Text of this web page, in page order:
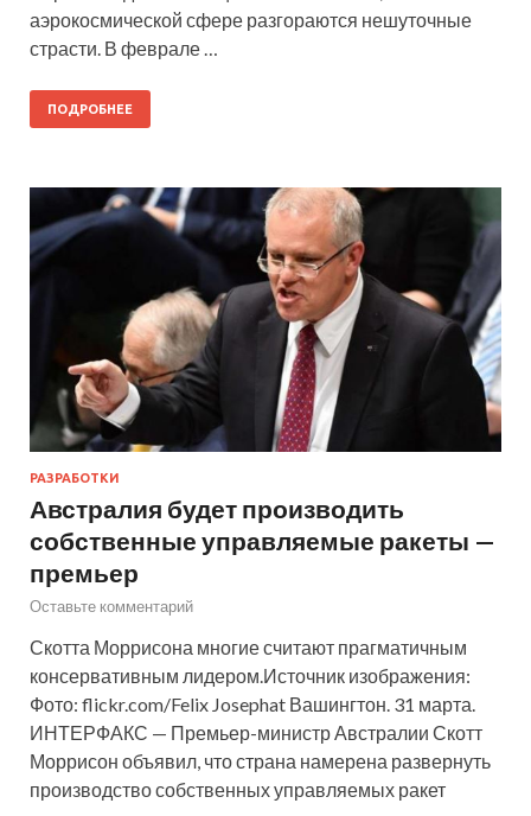
аэрокосмической сфере разгораются нешуточные
страсти. В феврале …
ПОДРОБНЕЕ
РАЗРАБОТКИ
Австралия будет производить
собственные управляемые ракеты —
премьер
Оставьте комментарий
Скотта Моррисона многие считают прагматичным
консервативным лидером.Источник изображения:
Фото: flickr.com/Felix Josephat Вашингтон. 31 марта.
ИНТЕРФАКС — Премьер-министр Австралии Скотт
Моррисон объявил, что страна намерена развернуть
производство собственных управляемых ракет